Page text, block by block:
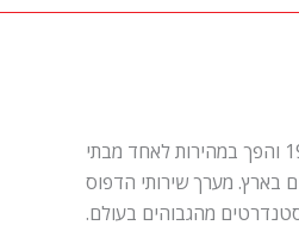
דפוס איילון נוסד בשנת 1988 והפך במהירות לאחד מבתי
בארץ. מערך שירותי הדפוס
מהגבוהים בעולם.